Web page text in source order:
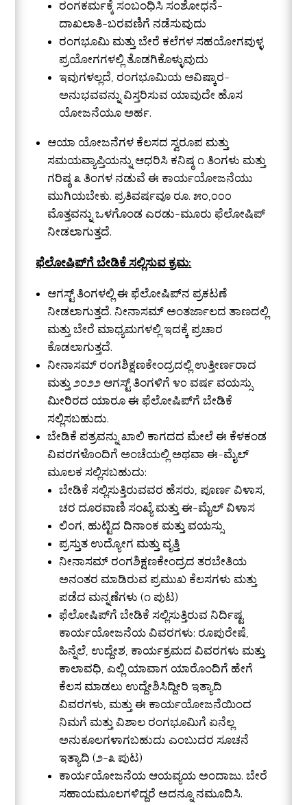
ರಂಗಕರ್ಮಕ್ಕೆ ಸಂಬಂಧಿಸಿ ಸಂಶೋಧನೆ-
ದಾಖಲಾತಿ-ಬರವಣಿಗೆ ನಡೆಸುವುದು
ರಂಗಭೂಮಿ ಮತ್ತು ಬೇರೆ ಕಲೆಗಳ ಸಹಯೋಗವುಳ್ಳ
ಪ್ರಯೋಗಗಳಲ್ಲಿ ತೊಡಗಿಕೊಳ್ಳುವುದು
ಇವುಗಳಲ್ಲದೆ, ರಂಗಭೂಮಿಯ ಆವಿಷ್ಕಾರ-
ಅನುಭವವನ್ನು ವಿಸ್ತರಿಸುವ ಯಾವುದೇ ಹೊಸ
ಯೋಜನೆಯೂ ಅರ್ಹ.
ಆಯಾ ಯೋಜನೆಗಳ ಕೆಲಸದ ಸ್ವರೂಪ ಮತ್ತು
ಸಮಯವ್ಯಾಪ್ತಿಯನ್ನು ಆಧರಿಸಿ ಕನಿಷ್ಠ ೧ ತಿಂಗಳು ಮತ್ತು
ಗರಿಷ್ಠ ೩ ತಿಂಗಳ ನಡುವೆ ಈ ಕಾರ್ಯಯೋಜನೆಯು
ಮುಗಿಯಬೇಕು. ಪ್ರತಿವರ್ಷವೂ ರೂ. ೫೦,೦೦೦
ಮೊತ್ತವನ್ನು ಒಳಗೊಂಡ ಎರಡು-ಮೂರು ಫೆಲೋಷಿಪ್
ನೀಡಲಾಗುತ್ತದೆ.
ಫೆಲೋಷಿಪ್‌ಗೆ ಬೇಡಿಕೆ ಸಲ್ಲಿಸುವ ಕ್ರಮ:
ಆಗಸ್ಟ್ ತಿಂಗಳಲ್ಲಿ ಈ ಫೆಲೋಷಿಪ್‌ನ ಪ್ರಕಟಣೆ
ನೀಡಲಾಗುತ್ತದೆ. ನೀನಾಸಮ್ ಅಂತರ್ಜಾಲದ ತಾಣದಲ್ಲಿ
ಮತ್ತು ಬೇರೆ ಮಾಧ್ಯಮಗಳಲ್ಲಿ ಇದಕ್ಕೆ ಪ್ರಚಾರ
ಕೊಡಲಾಗುತ್ತದೆ.
ನೀನಾಸಮ್ ರಂಗಶಿಕ್ಷಣಕೇಂದ್ರದಲ್ಲಿ ಉತ್ತೀರ್ಣರಾದ
ಮತ್ತು ೨೦೨೨ ಆಗಸ್ಟ್ ತಿಂಗಳಿಗೆ ೪೦ ವರ್ಷ ವಯಸ್ಸು
ಮೀರಿರದ ಯಾರೂ ಈ ಫೆಲೋಷಿಪ್‌ಗೆ ಬೇಡಿಕೆ
ಸಲ್ಲಿಸಬಹುದು.
ಬೇಡಿಕೆ ಪತ್ರವನ್ನು ಖಾಲಿ ಕಾಗದದ ಮೇಲೆ ಈ ಕೆಳಕಂಡ
ವಿವರಗಳೊಂದಿಗೆ ಅಂಚೆಯಲ್ಲಿ ಅಥವಾ ಈ-ಮೈಲ್
ಮೂಲಕ ಸಲ್ಲಿಸಬಹುದು:
ಬೇಡಿಕೆ ಸಲ್ಲಿಸುತ್ತಿರುವವರ ಹೆಸರು, ಪೂರ್ಣ ವಿಳಾಸ,
ಚರ ದೂರವಾಣಿ ಸಂಖ್ಯೆ ಮತ್ತು ಈ-ಮೈಲ್ ವಿಳಾಸ
ಲಿಂಗ, ಹುಟ್ಟಿದ ದಿನಾಂಕ ಮತ್ತು ವಯಸ್ಸು
ಪ್ರಸ್ತುತ ಉದ್ಯೋಗ ಮತ್ತು ವೃತ್ತಿ
ನೀನಾಸಮ್ ರಂಗಶಿಕ್ಷಣಕೇಂದ್ರದ ತರಬೇತಿಯ
ಅನಂತರ ಮಾಡಿರುವ ಪ್ರಮುಖ ಕೆಲಸಗಳು ಮತ್ತು
ಪಡೆದ ಮನ್ನಣೆಗಳು (೧ ಪುಟ)
ಫೆಲೋಷಿಪ್‌ಗೆ ಬೇಡಿಕೆ ಸಲ್ಲಿಸುತ್ತಿರುವ ನಿರ್ದಿಷ್ಟ
ಕಾರ್ಯಯೋಜನೆಯ ವಿವರಗಳು: ರೂಪುರೇಷೆ,
ಹಿನ್ನೆಲೆ, ಉದ್ದೇಶ, ಕಾರ್ಯಕ್ರಮದ ವಿವರಗಳು ಮತ್ತು
ಕಾಲಾವಧಿ, ಎಲ್ಲಿ ಯಾವಾಗ ಯಾರೊಂದಿಗೆ ಹೇಗೆ
ಕೆಲಸ ಮಾಡಲು ಉದ್ದೇಶಿಸಿದ್ದೀರಿ ಇತ್ಯಾದಿ
ವಿವರಗಳು, ಮತ್ತು ಈ ಕಾರ್ಯಯೋಜನೆಯಿಂದ
ನಿಮಗೆ ಮತ್ತು ವಿಶಾಲ ರಂಗಭೂಮಿಗೆ ಏನೆಲ್ಲ
ಅನುಕೂಲಗಳಾಗಬಹುದು ಎಂಬುದರ ಸೂಚನೆ
ಇತ್ಯಾದಿ (೨-೩ ಪುಟ)
ಕಾರ್ಯಯೋಜನೆಯ ಆಯವ್ಯಯ ಅಂದಾಜು. ಬೇರೆ
ಸಹಾಯಮೂಲಗಳಿದ್ದರೆ ಅದನ್ನೂ ನಮೂದಿಸಿ.